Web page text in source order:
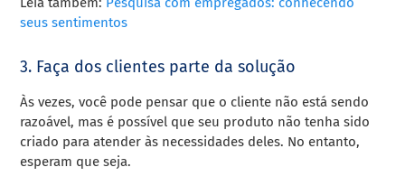
seus sentimentos
3. Faça dos clientes parte da solução
Às vezes, você pode pensar que o cliente não está sendo
razoável, mas é possível que seu produto não tenha sido
criado para atender às necessidades deles. No entanto,
esperam que seja.